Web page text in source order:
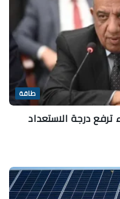
طاقة
ترفع درجة الاستعداد